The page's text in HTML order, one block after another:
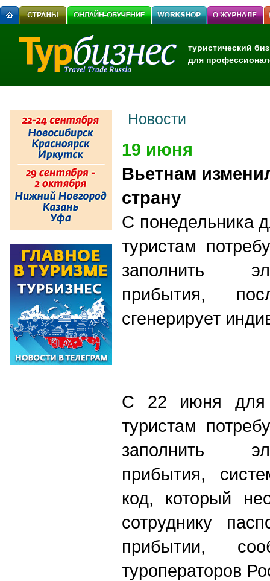
туристический
для
Новости
19 июня
Вьетнам
страну
С понедельника
туристам
заполнить
прибытия,
сгенерирует
С 22 июня для
туристам
заполнить
прибытия,
код, который
сотруднику
прибытии,
туроператоров